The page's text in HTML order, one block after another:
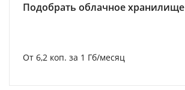
Подобрать облачное хранилище
От 6,2 коп. за 1 Гб/месяц